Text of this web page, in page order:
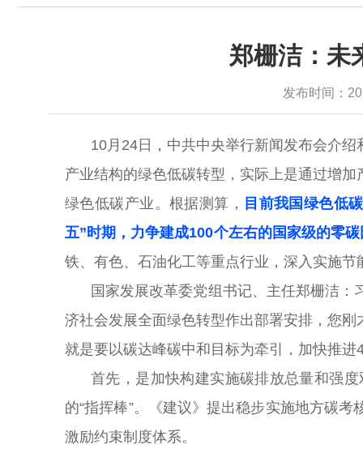
郑栅洁：未
发布时间：
10月24日，中共中央举行新闻发布会介
产业结构的绿色低碳转型，实际上是通过增加
绿色低碳产业。根据测算， 目前我国绿色低
五”时期，力争建成100个左右的国家级的零
铁、有色、石油化工等重点行业，深入实施节
国家发展改革委党组书记、主任郑栅洁
济社会发展全面绿色转型作出部署安排，您
就是要以碳达峰碳中和目标为牵引，加快推进
首先，是加快构建实施碳排放总量和强
的“指挥棒”。《建议》提出稳步实施地方碳
激励约束制度体系。